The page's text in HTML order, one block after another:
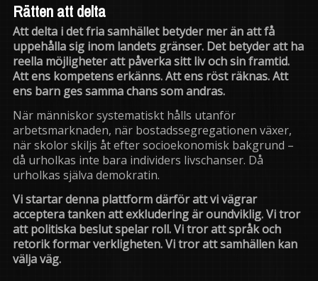
Rätten att delta
Att delta i det fria samhället betyder mer än att få
uppehålla sig inom landets gränser. Det betyder att ha
reella möjligheter att påverka sitt liv och sin framtid.
Att ens kompetens erkänns. Att ens röst räknas. Att
ens barn ges samma chans som andras.
När människor systematiskt hålls utanför
arbetsmarknaden, när bostadssegregationen växer,
när skolor skiljs åt efter socioekonomisk bakgrund –
då urholkas inte bara individers livschanser. Då
urholkas själva demokratin.
Vi startar denna plattform därför att vi vägrar
acceptera tanken att exkludering är oundviklig. Vi tror
att politiska beslut spelar roll. Vi tror att språk och
retorik formar verkligheten. Vi tror att samhällen kan
välja väg.